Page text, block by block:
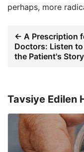
perhaps, more
← A Prescription
Doctors: Listen to
the Patient's Story
Tavsiye Edilen